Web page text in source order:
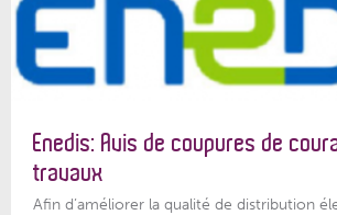
Enedis: Avis de coupures de
travaux
Afin d’améliorer la qualité de distribution